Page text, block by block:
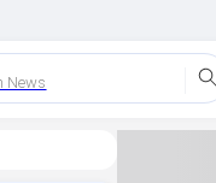
News